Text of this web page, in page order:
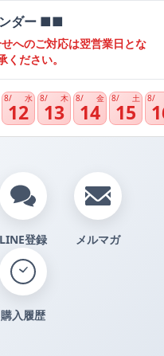
ダー ■■
へのご対応は翌営業日とな
ください。
8/ 水
12
8/ 木
13
8/ 金
14
8/ 土
15
8/
LINE登録 メルマガ
購入履歴